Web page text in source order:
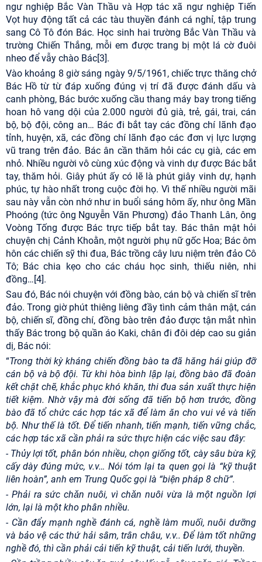
ngư nghiệp Bắc Vàn Thầu và Hợp tác xã ngư nghiệp Tiến
Vọt huy động tất cả các tàu thuyền đánh cá nghỉ, tập trung
sang Cô Tô đón Bác. Học sinh hai trường Bắc Vàn Thầu và
trường Chiến Thắng, mỗi em được trang bị một lá cờ đuôi
nheo để vẫy chào Bác[3].
Vào khoảng 8 giờ sáng ngày 9/5/1961, chiếc trực thăng chở
Bác Hồ từ từ đáp xuống đúng vị trí đã được đánh dấu và
canh phòng, Bác bước xuống cầu thang máy bay trong tiếng
hoan hô vang dội của 2.000 người đủ già, trẻ, gái, trai, cán
bộ, bộ đội, công an… Bác đi bắt tay các đồng chí lãnh đạo
tỉnh, huyện, xã, các đồng chí lãnh đạo các đơn vị lực lượng
vũ trang trên đảo. Bác ân cần thăm hỏi các cụ già, các em
nhỏ. Nhiều người vô cùng xúc động và vinh dự được Bác bắt
tay, thăm hỏi. Giây phút ấy có lẽ là phút giây vinh dự, hạnh
phúc, tự hào nhất trong cuộc đời họ. Vì thế nhiều người mãi
sau này vẫn còn nhớ như in buổi sáng hôm ấy, như ông Mần
Phoóng (tức ông Nguyễn Văn Phương) đảo Thanh Lân, ông
Voòng Tống được Bác trực tiếp bắt tay. Bác thân mật hỏi
chuyện chị Cảnh Khoằn, một người phụ nữ gốc Hoa; Bác ôm
hôn các chiến sỹ thi đua, Bác trồng cây lưu niệm trên đảo Cô
Tô; Bác chia kẹo cho các cháu học sinh, thiếu niên, nhi
đồng…[4].
Sau đó, Bác nói chuyện với đồng bào, cán bộ và chiến sĩ trên
đảo. Trong giờ phút thiêng liêng đầy tình cảm thân mật, cán
bộ, chiến sĩ, đồng chí, đồng bào trên đảo được tận mắt nhìn
thấy Bác trong bộ quần áo Kaki, chân đi đôi dép cao su giản
dị, Bác nói:
“Trong thời kỳ kháng chiến đồng bào ta đã hăng hái giúp đỡ
cán bộ và bộ đội. Từ khi hòa bình lập lại, đồng bào đã đoàn
kết chặt chẽ, khắc phục khó khăn, thi đua sản xuất thực hiện
tiết kiệm. Nhờ vậy mà đời sống đã tiến bộ hơn trước, đồng
bào đã tổ chức các hợp tác xã để làm ăn cho vui vẻ và tiến
bộ. Như thế là tốt. Để tiến nhanh, tiến mạnh, tiến vững chắc,
các hợp tác xã cần phải ra sức thực hiện các việc sau đây:
- Thủy lợi tốt, phân bón nhiều, chọn giống tốt, cày sâu bừa kỹ,
cấy dày đúng mức, v.v… Nói tóm lại ta quen gọi là “kỹ thuật
liên hoàn”, anh em Trung Quốc gọi là “biện pháp 8 chữ”.
- Phải ra sức chǎn nuôi, vì chǎn nuôi vừa là một nguồn lợi
lớn, lại là một kho phân nhiều.
- Cần đẩy mạnh nghề đánh cá, nghề làm muối, nuôi dưỡng
và bảo vệ các thứ hải sâm, trân châu, v.v.. Để làm tốt những
nghề đó, thì cần phải cải tiến kỹ thuật, cải tiến lưới, thuyền.